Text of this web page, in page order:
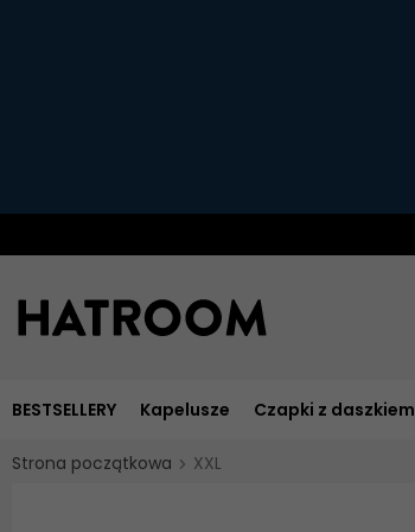
BESTSELLERY Kapelusze Czapki z daszkiem
Strona początkowa XXL